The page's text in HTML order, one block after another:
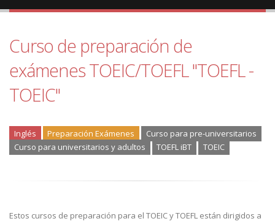
Curso de preparación de
exámenes TOEIC/TOEFL "TOEFL -
TOEIC"
Inglés Preparación Exámenes
Curso para pre-universitarios
Curso para universitarios y adultos
TOEFL iBT TOEIC
Estos cursos de preparación para el TOEIC y TOEFL están dirigidos a